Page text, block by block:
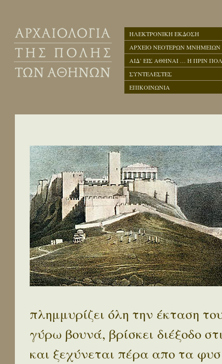
ΗΛΕΚΤΡΟΝΙΚΗ ΕΚΔΟΣΗ
ΑΡΧΕΙΟ ΝΕΟΤΕΡΩΝ ΜΝΗΜΕΙΩΝ
ΑΙΔ’ ΕΙΣ ΑΘΗΝΑΙ … Η ΠΡΙΝ
ΣΥΝΤΕΛΕΣΤΕΣ
ΕΠΙΚΟΙΝΩΝΙΑ
πλημμυρίζει όλη την έκταση
γύρω βουνά, βρίσκει διέξοδο
και ξεχύνεται πέρα απο τα